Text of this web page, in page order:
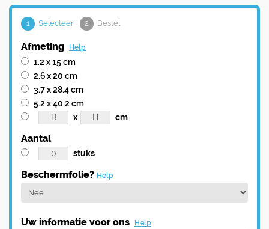
1 Selecteer 2 Bestel
Afmeting Help
1.2 x 15 cm
2.6 x 20 cm
3.7 x 28.4 cm
5.2 x 40.2 cm
x
cm
Aantal
stuks
Beschermfolie? Help
Uw informatie voor ons Help